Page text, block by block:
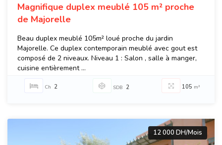
Magnifique duplex meublé 105 m² proche
de Majorelle
Beau duplex meublé 105m² loué proche du jardin
Majorelle. Ce duplex contemporain meublé avec gout est
composé de 2 niveaux. Niveau 1 : Salon , salle à manger,
cuisine entièrement ...
Ch 2 SDB 2 105 m²
12 000 DH/Mois